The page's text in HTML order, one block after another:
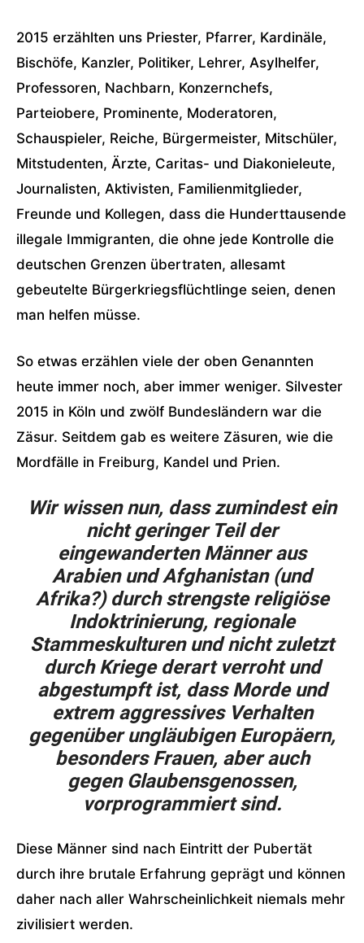
2015 erzählten uns Priester, Pfarrer, Kardinäle,
Bischöfe, Kanzler, Politiker, Lehrer, Asylhelfer,
Professoren, Nachbarn, Konzernchefs,
Parteiobere, Prominente, Moderatoren,
Schauspieler, Reiche, Bürgermeister, Mitschüler,
Mitstudenten, Ärzte, Caritas- und Diakonieleute,
Journalisten, Aktivisten, Familienmitglieder,
Freunde und Kollegen, dass die Hunderttausende
illegale Immigranten, die ohne jede Kontrolle die
deutschen Grenzen übertraten, allesamt
gebeutelte Bürgerkriegsflüchtlinge seien, denen
man helfen müsse.
So etwas erzählen viele der oben Genannten
heute immer noch, aber immer weniger. Silvester
2015 in Köln und zwölf Bundesländern war die
Zäsur. Seitdem gab es weitere Zäsuren, wie die
Mordfälle in Freiburg, Kandel und Prien.
Wir wissen nun, dass zumindest ein
nicht geringer Teil der
eingewanderten Männer aus
Arabien und Afghanistan (und
Afrika?) durch strengste religiöse
Indoktrinierung, regionale
Stammeskulturen und nicht zuletzt
durch Kriege derart verroht und
abgestumpft ist, dass Morde und
extrem aggressives Verhalten
gegenüber ungläubigen Europäern,
besonders Frauen, aber auch
gegen Glaubensgenossen,
vorprogrammiert sind.
Diese Männer sind nach Eintritt der Pubertät
durch ihre brutale Erfahrung geprägt und können
daher nach aller Wahrscheinlichkeit niemals mehr
zivilisiert werden.